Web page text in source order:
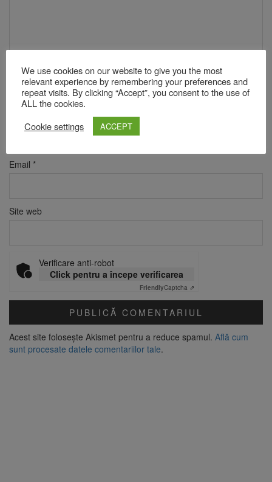
Email *
Site web
Verificare anti-robot
Click pentru a începe verificarea
FriendlyCaptcha ⇗
Acest site folosește Akismet pentru a reduce spamul. Află cum
sunt procesate datele comentariilor tale.
We use cookies on our website to give you the most
relevant experience by remembering your preferences and
repeat visits. By clicking “Accept”, you consent to the use of
ALL the cookies.
Cookie settings
ACCEPT